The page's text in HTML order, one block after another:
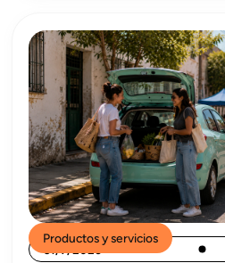
Productos y servicios
31/7/2026